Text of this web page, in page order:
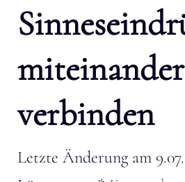
miteinander
verbinden
Letzte Änderung am